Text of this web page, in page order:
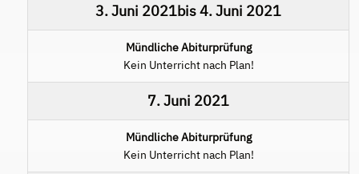
3. Juni 2021bis4. Juni 2021
Mündliche Abiturprüfung
Kein Unterricht nach Plan!
7. Juni 2021
Mündliche Abiturprüfung
Kein Unterricht nach Plan!